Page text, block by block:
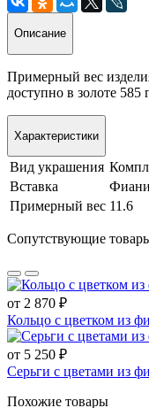
Описание
Примерный вес
доступно в золоте
Характеристики
Вид украшения
Вставка
Примерный вес 11.6
Сопутствующие
от 2 870 ₽
Кольцо с цветком из
от 5 250 ₽
Серьги с цветами из
Похожие товары